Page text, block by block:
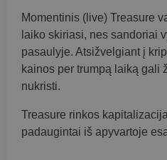
Momentinis (live) Treasure
laiko skiriasi, nes sandoriai
pasaulyje. Atsižvelgiant į
kainos per trumpą laiką gali
nukristi.
Treasure rinkos
padaugintai iš apyvartoje